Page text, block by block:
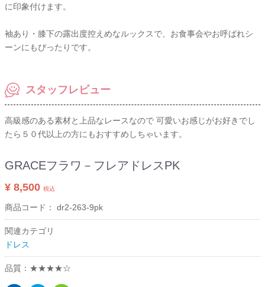
に印象付けます。
袖あり・膝下の露出度控えめなルックスで、お食事会やお呼ばれシ
ーンにもぴったりです。
スタッフレビュー
高級感のある素材と上品なレースなので 可愛いお感じがお好きでし
たら５０代以上の方にもおすすめしちゃいます。
GRACEフラワ－フレアドレスPK
¥ 8,500 税込
商品コード： dr2-263-9pk
関連カテゴリ
ドレス
品質：★★★★☆